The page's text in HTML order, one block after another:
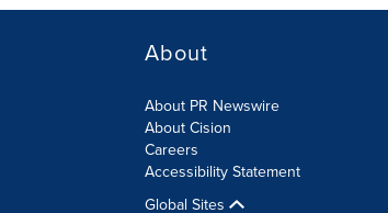
About
About PR Newswire
About Cision
Careers
Accessibility Statement
Global Sites